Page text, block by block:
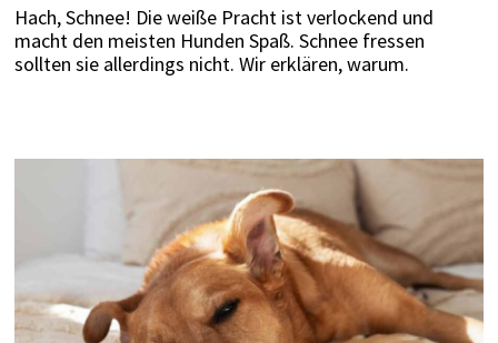
Hach, Schnee! Die weiße Pracht ist verlockend und
macht den meisten Hunden Spaß. Schnee fressen
sollten sie allerdings nicht. Wir erklären, warum.